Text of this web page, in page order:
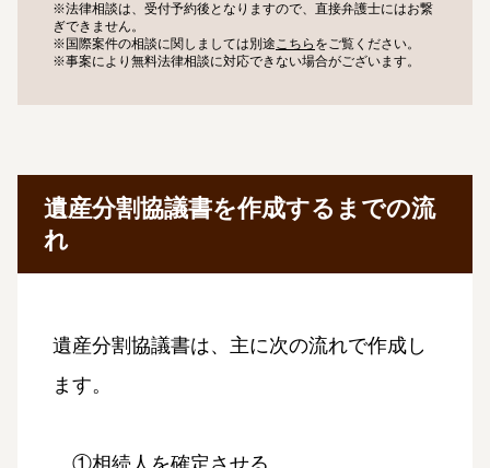
※法律相談は、受付予約後となりますので、 直接弁護士にはお繋
ぎできません。
※国際案件の相談に関しましては別途こちら をご覧ください。
※事案により無料法律相談に対応できない場合がございます。
遺産分割協議書を作成するまでの流
れ
遺産分割協議書は、主に次の流れで作成し
ます。